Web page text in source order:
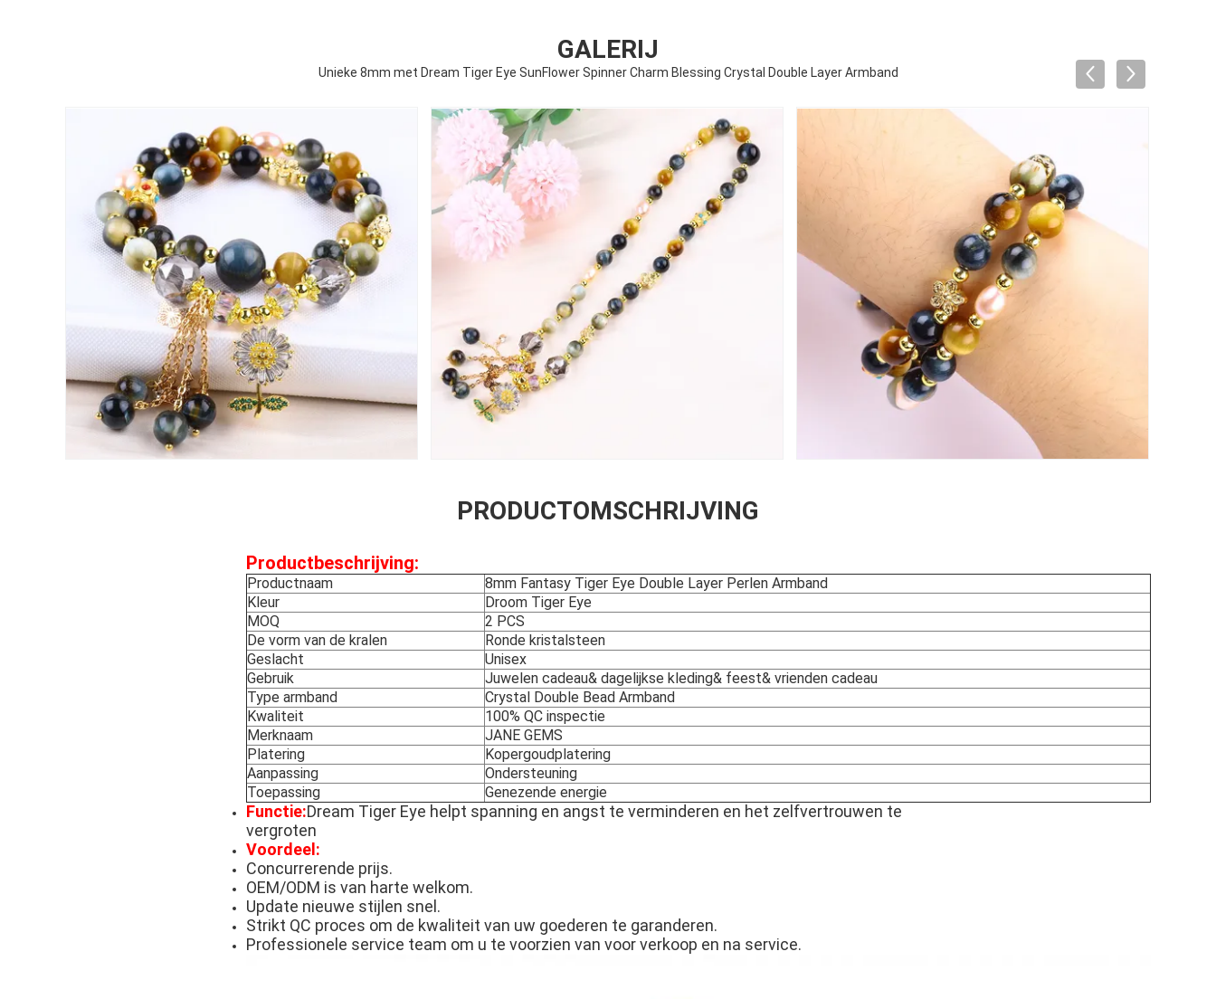
GALERIJ
Unieke 8mm met Dream Tiger Eye SunFlower Spinner Charm Blessing Crystal Double Layer Armband
PRODUCTOMSCHRIJVING
Productbeschrijving:
Productnaam
8mm Fantasy Tiger Eye Double Layer Perlen Armband
Kleur
Droom Tiger Eye
MOQ
2 PCS
De vorm van de kralen
Ronde kristalsteen
Geslacht
Unisex
Gebruik
Juwelen cadeau& dagelijkse kleding& feest& vrienden cadeau
Type armband
Crystal Double Bead Armband
Kwaliteit
100% QC inspectie
Merknaam
JANE GEMS
Platering
Kopergoudplatering
Aanpassing
Ondersteuning
Toepassing
Genezende energie
Functie:Dream Tiger Eye helpt spanning en angst te verminderen en het zelfvertrouwen te
vergroten
Voordeel:
Concurrerende prijs.
OEM/ODM is van harte welkom.
Update nieuwe stijlen snel.
Strikt QC proces om de kwaliteit van uw goederen te garanderen.
Professionele service team om u te voorzien van voor verkoop en na service.